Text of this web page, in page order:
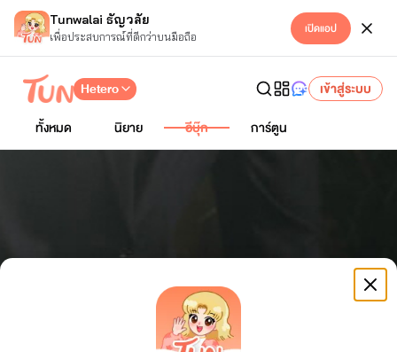
Tunwalai ธัญวลัย
เพื่อประสบการณ์ที่ดีกว่าบนมือถือ เปิดแอป
Hetero
เข้าสู่ระบบ
ทั้งหมด
นิยาย อีบุ๊ก การ์ตูน